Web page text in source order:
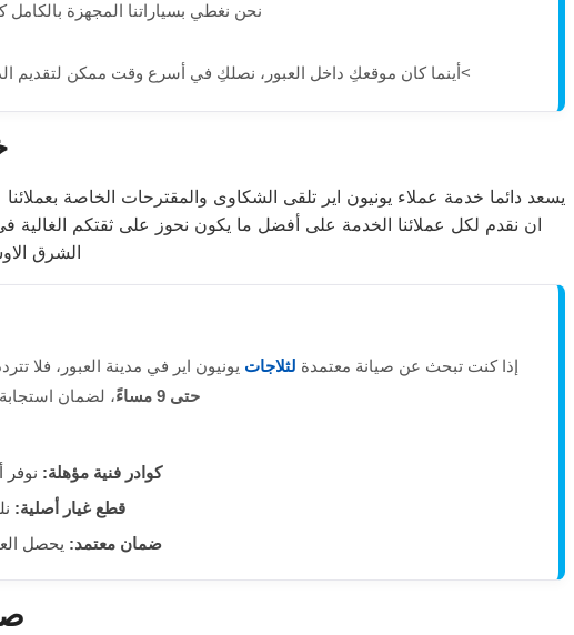
نحن نغطي بسياراتنا المجهزة
>أينما كان موقعكِ داخل العبور، نصلكِ في أسرع وقت ممكن لتقديم
يسعد دائما خدمة عملاء يونيون اير تلقى الشكاوى والمقترحات الخاصة
ان نقدم لكل عملائنا الخدمة على أفضل ما يكون نحوز على ثقتكم الغالية
الشرق
إذا كنت تبحث عن صيانة معتمدة لثلاجات يونيون اير في مدينة العبور، فلا
حتى 9 مساءً
، لضمان
كوادر فنية مؤهلة: نوفر
قطع غيار أصلية:
ضمان معتمد: يحصل